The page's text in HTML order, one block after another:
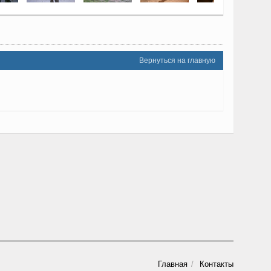
Вернуться на главную
Главная Контакты